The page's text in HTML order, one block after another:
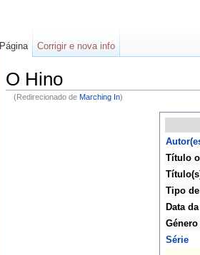
O Hino
(Redirecionado de Marching In)
Título
Tipo
Data
Género
Série
Página Corrigir e nova info